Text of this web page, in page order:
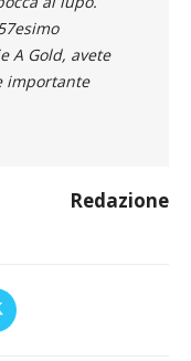
voglio
al lupo.
Gold, avete